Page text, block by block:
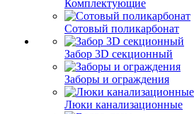
Комплектующие
Сотовый поликарбонат
Забор 3D секционный
Заборы и ограждения
Люки канализационные